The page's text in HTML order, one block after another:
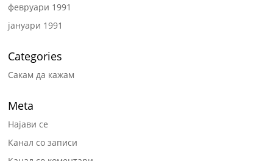
февруари 1991
јануари 1991
Categories
Сакам да кажам
Meta
Најави се
Канал со записи